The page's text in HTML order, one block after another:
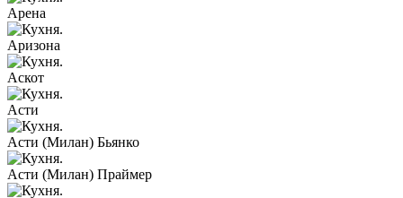
Арена
Аризона
Аскот
Асти
Асти (Милан) Бьянко
Асти (Милан) Праймер